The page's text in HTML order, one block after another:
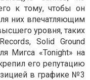
к тому, чтобы он
них впечатляющим
уровня, таких
Solid Ground
Мигса «Tonight» на
его репутацию
в графике №3